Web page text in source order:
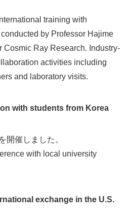
training with
by Professor Hajime
Cosmic Ray Research. Industry-
activities including
and laboratory visits.
with students from Korea
開催しました。
with local university
exchange in the U.S.